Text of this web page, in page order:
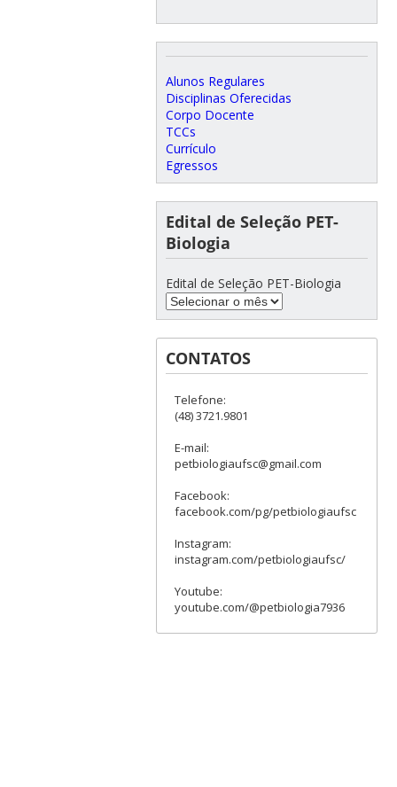
Alunos Regulares
Disciplinas Oferecidas
Corpo Docente
TCCs
Currículo
Egressos
Edital de Seleção PET-
Biologia
Edital de Seleção PET-Biologia
CONTATOS
Telefone:
(48) 3721.9801
E-mail:
petbiologiaufsc@gmail.com
Facebook:
facebook.com/pg/petbiologiaufsc
Instagram:
instagram.com/petbiologiaufsc/
Youtube:
youtube.com/@petbiologia7936